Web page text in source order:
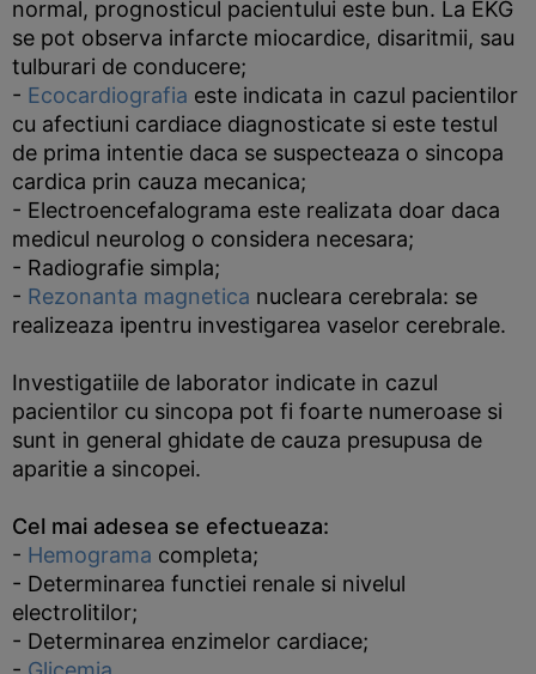
normal, prognosticul pacientului este bun. La EKG
se pot observa infarcte miocardice, disaritmii, sau
tulburari de conducere;
- Ecocardiografia este indicata in cazul pacientilor
cu afectiuni cardiace diagnosticate si este testul
de prima intentie daca se suspecteaza o sincopa
cardica prin cauza mecanica;
- Electroencefalograma este realizata doar daca
medicul neurolog o considera necesara;
- Radiografie simpla;
- Rezonanta magnetica nucleara cerebrala: se
realizeaza ipentru investigarea vaselor cerebrale.
Investigatiile de laborator indicate in cazul
pacientilor cu sincopa pot fi foarte numeroase si
sunt in general ghidate de cauza presupusa de
aparitie a sincopei.
Cel mai adesea se efectueaza:
- Hemograma completa;
- Determinarea functiei renale si nivelul
electrolitilor;
- Determinarea enzimelor cardiace;